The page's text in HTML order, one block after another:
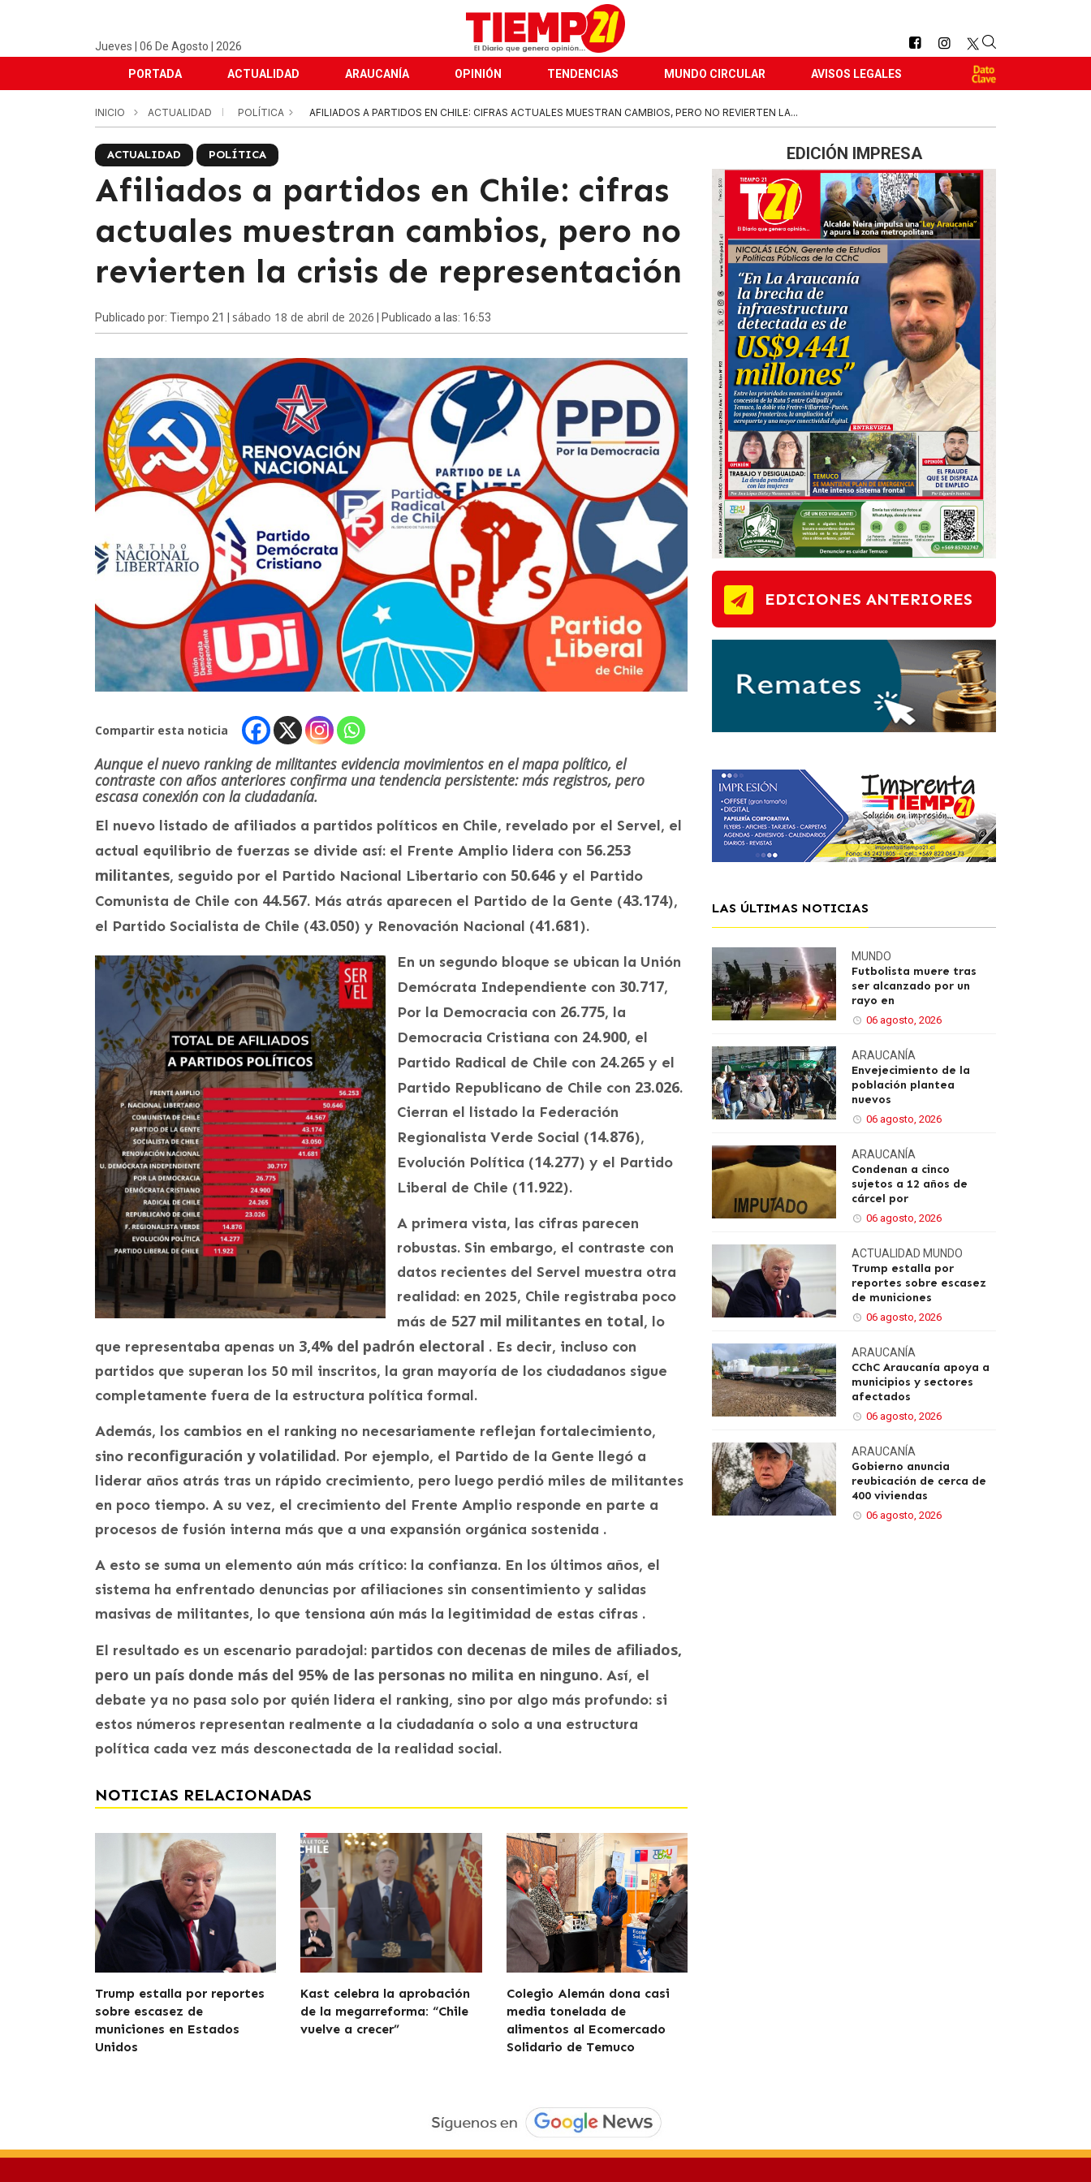
Jueves | 06 De Agosto | 2026
PORTADA ACTUALIDAD ARAUCANÍA OPINIÓN TENDENCIAS MUNDO CIRCULAR AVISOS LEGALES
INICIO ACTUALIDAD POLÍTICA AFILIADOS A PARTIDOS EN CHILE: CIFRAS ACTUALES MUESTRAN CAMBIOS, PERO NO REVIERTEN LA...
ACTUALIDAD POLÍTICA
Afiliados a partidos en Chile: cifras
actuales muestran cambios, pero no
revierten la crisis de representación
Publicado por: Tiempo 21 | sábado 18 de abril de 2026 | Publicado a las: 16:53
Compartir esta noticia
Aunque el nuevo ranking de militantes evidencia movimientos en el mapa político, el
contraste con años anteriores confirma una tendencia persistente: más registros, pero
escasa conexión con la ciudadanía.
El nuevo listado de afiliados a partidos políticos en Chile, revelado por el Servel, el
actual equilibrio de fuerzas se divide así: el Frente Amplio lidera con 56.253
militantes, seguido por el Partido Nacional Libertario con 50.646 y el Partido
Comunista de Chile con 44.567. Más atrás aparecen el Partido de la Gente (43.174),
el Partido Socialista de Chile (43.050) y Renovación Nacional (41.681).
En un segundo bloque se ubican la Unión
Demócrata Independiente con 30.717,
Por la Democracia con 26.775, la
Democracia Cristiana con 24.900, el
Partido Radical de Chile con 24.265 y el
Partido Republicano de Chile con 23.026.
Cierran el listado la Federación
Regionalista Verde Social (14.876),
Evolución Política (14.277) y el Partido
Liberal de Chile (11.922).
A primera vista, las cifras parecen
robustas. Sin embargo, el contraste con
datos recientes del Servel muestra otra
realidad: en 2025, Chile registraba poco
más de 527 mil militantes en total, lo
que representaba apenas un 3,4% del padrón electoral . Es decir, incluso con
partidos que superan los 50 mil inscritos, la gran mayoría de los ciudadanos sigue
completamente fuera de la estructura política formal.
Además, los cambios en el ranking no necesariamente reflejan fortalecimiento,
sino reconfiguración y volatilidad. Por ejemplo, el Partido de la Gente llegó a
liderar años atrás tras un rápido crecimiento, pero luego perdió miles de militantes
en poco tiempo. A su vez, el crecimiento del Frente Amplio responde en parte a
procesos de fusión interna más que a una expansión orgánica sostenida .
A esto se suma un elemento aún más crítico: la confianza. En los últimos años, el
sistema ha enfrentado denuncias por afiliaciones sin consentimiento y salidas
masivas de militantes, lo que tensiona aún más la legitimidad de estas cifras .
El resultado es un escenario paradojal: partidos con decenas de miles de afiliados,
pero un país donde más del 95% de las personas no milita en ninguno. Así, el
debate ya no pasa solo por quién lidera el ranking, sino por algo más profundo: si
estos números representan realmente a la ciudadanía o solo a una estructura
política cada vez más desconectada de la realidad social.
NOTICIAS RELACIONADAS
Trump estalla por reportes
sobre escasez de
municiones en Estados
Unidos
Kast celebra la aprobación
de la megarreforma: “Chile
vuelve a crecer”
Colegio Alemán dona casi
media tonelada de
alimentos al Ecomercado
Solidario de Temuco
EDICIÓN IMPRESA
EDICIONES ANTERIORES
LAS ÚLTIMAS NOTICIAS
MUNDO
Futbolista muere tras
ser alcanzado por un
rayo en
06 agosto, 2026
ARAUCANÍA
Envejecimiento de la
población plantea
nuevos
06 agosto, 2026
ARAUCANÍA
Condenan a cinco
sujetos a 12 años de
cárcel por
06 agosto, 2026
ACTUALIDAD MUNDO
Trump estalla por
reportes sobre escasez
de municiones
06 agosto, 2026
ARAUCANÍA
CChC Araucanía apoya a
municipios y sectores
afectados
06 agosto, 2026
ARAUCANÍA
Gobierno anuncia
reubicación de cerca de
400 viviendas
06 agosto, 2026